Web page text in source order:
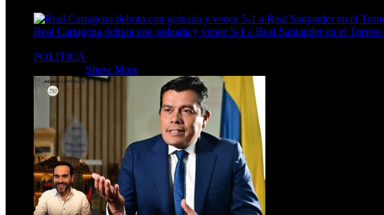
Real Cartagena debuta con goleada y vence 5-1 a Real Santander en el
POLITICA
Show More